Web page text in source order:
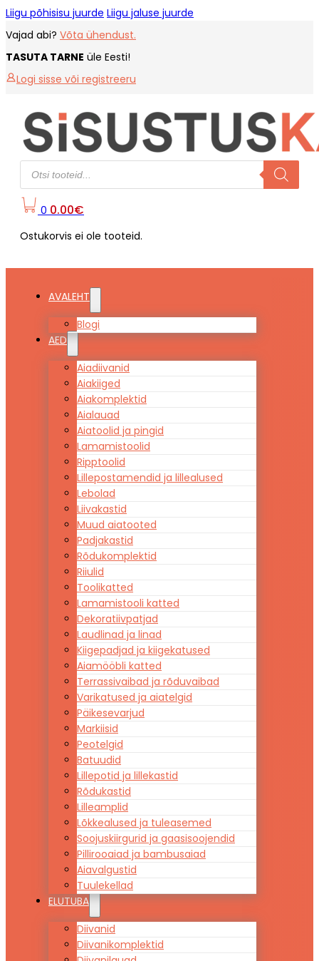
Liigu põhisisu juurde Liigu jaluse juurde
Vajad abi? Võta ühendust.
TASUTA TARNE üle Eesti!
Logi sisse või registreeru
Products
search
0 0.00€
Ostukorvis ei ole tooteid.
AVALEHT
Blogi
AED
Aiadiivanid
Aiakiiged
Aiakomplektid
Aialauad
Aiatoolid ja pingid
Lamamistoolid
Ripptoolid
Lillepostamendid ja lillealused
Lebolad
Liivakastid
Muud aiatooted
Padjakastid
Rõdukomplektid
Riiulid
Toolikatted
Lamamistooli katted
Dekoratiivpatjad
Laudlinad ja linad
Kiigepadjad ja kiigekatused
Aiamööbli katted
Terrassivaibad ja rõduvaibad
Varikatused ja aiatelgid
Päikesevarjud
Markiisid
Peotelgid
Batuudid
Lillepotid ja lillekastid
Rõdukastid
Lilleamplid
Lõkkealused ja tuleasemed
Soojuskiirgurid ja gaasisoojendid
Pillirooaiad ja bambusaiad
Aiavalgustid
Tuulekellad
ELUTUBA
Diivanid
Diivanikomplektid